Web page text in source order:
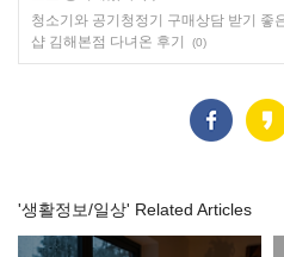
청소기와 공기청정기 구매상담 받기 좋
샵 김해본점 다녀온 후기
(0)
'생활정보/일상' Related Articles